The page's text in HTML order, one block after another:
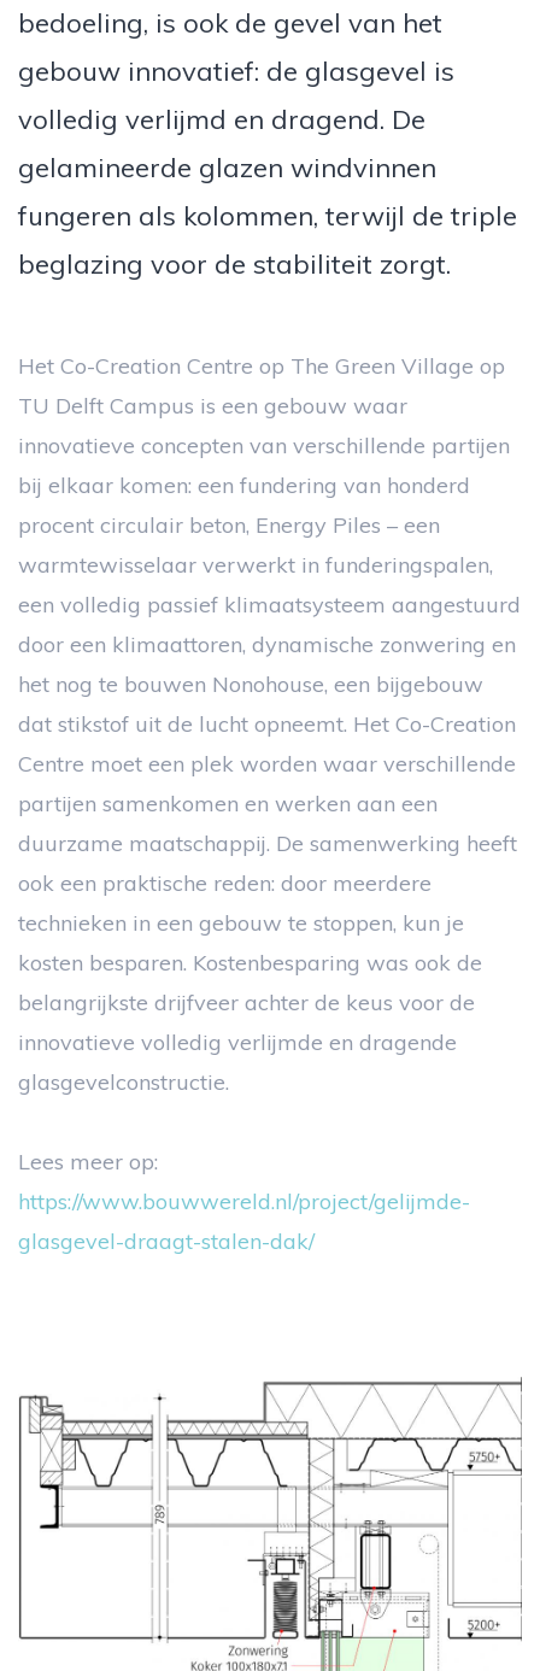
bedoeling, is ook de gevel van het
gebouw innovatief: de glasgevel is
volledig verlijmd en dragend. De
gelamineerde glazen windvinnen
fungeren als kolommen, terwijl de triple
beglazing voor de stabiliteit zorgt.
Het Co-Creation Centre op The Green Village op
TU Delft Campus is een gebouw waar
innovatieve concepten van verschillende partijen
bij elkaar komen: een fundering van honderd
procent circulair beton, Energy Piles – een
warmtewisselaar verwerkt in funderingspalen,
een volledig passief klimaatsysteem aangestuurd
door een klimaattoren, dynamische zonwering en
het nog te bouwen Nonohouse, een bijgebouw
dat stikstof uit de lucht opneemt. Het Co-Creation
Centre moet een plek worden waar verschillende
partijen samenkomen en werken aan een
duurzame maatschappij. De samenwerking heeft
ook een praktische reden: door meerdere
technieken in een gebouw te stoppen, kun je
kosten besparen. Kostenbesparing was ook de
belangrijkste drijfveer achter de keus voor de
innovatieve volledig verlijmde en dragende
glasgevelconstructie.
Lees meer op:
https://www.bouwwereld.nl/project/gelijmde-
glasgevel-draagt-stalen-dak/